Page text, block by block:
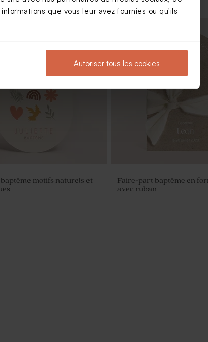
que vous leur avez fournies ou qu'ils
Autoriser tous les cookies
naissance petit
Savon baptême rose -
motifs naturels et
Faire-part baptême en
avec ruban